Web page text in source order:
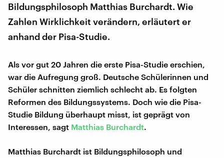
Bildungsphilosoph Matthias Burchardt. Wie
Zahlen Wirklichkeit verändern, erläutert er
anhand der Pisa-Studie.
Als vor gut 20 Jahren die erste Pisa-Studie erschien,
war die Aufregung groß. Deutsche Schülerinnen und
Schüler schnitten ziemlich schlecht ab. Es folgten
Reformen des Bildungssystems. Doch wie die Pisa-
Studie Bildung überhaupt misst, ist geprägt von
Interessen, sagt Matthias Burchardt.
Matthias Burchardt ist Bildungsphilosoph und